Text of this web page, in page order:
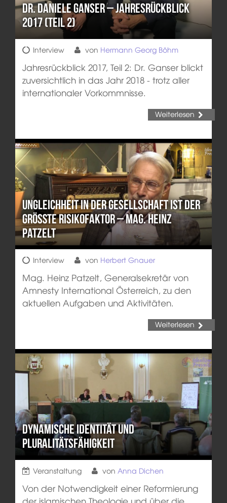
Dr. Daniele Ganser – Jahresrückblick
2017 (Teil 2)
Interview von Hermann Georg Böhm
Jahresrückblick 2017, Teil 2: Dr. Ganser blickt
zuversichtlich in das Jahr 2018 - trotz aller
internationaler Vorkommnisse.
Weiterlesen
Ungleichheit in der Gesellschaft ist der
größte Risikofaktor – Mag. Heinz
Patzelt
Interview von Herbert Gnauer
Mag. Heinz Patzelt, Generalsekretär von
Amnesty International Österreich, zu den
aktuellen Aufgaben und Aktivitäten.
Weiterlesen
Dynamische Identität und
Pluralitätsfähigkeit
Veranstaltung von Anna Dichen
Von der Notwendigkeit einer Reformierung